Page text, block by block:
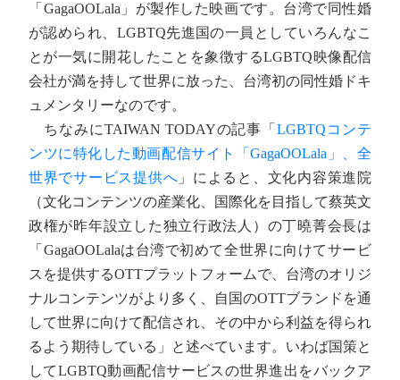
「GagaOOLala」が製作した映画です。台湾で同性婚
が認められ、LGBTQ先進国の一員としていろんなこ
とが一気に開花したことを象徴するLGBTQ映像配信
会社が満を持して世界に放った、台湾初の同性婚ドキ
ュメンタリーなのです。
ちなみにTAIWAN TODAYの記事「LGBTQコンテ
ンツに特化した動画配信サイト「GagaOOLala」、全
世界でサービス提供へ 」によると、文化内容策進院
（文化コンテンツの産業化、国際化を目指して蔡英文
政権が昨年設立した独立行政法人）の丁曉菁会長は
「GagaOOLalaは台湾で初めて全世界に向けてサービ
スを提供するOTTプラットフォームで、台湾のオリジ
ナルコンテンツがより多く、自国のOTTブランドを通
して世界に向けて配信され、その中から利益を得られ
るよう期待している」と述べています。いわば国策と
してLGBTQ動画配信サービスの世界進出をバックア